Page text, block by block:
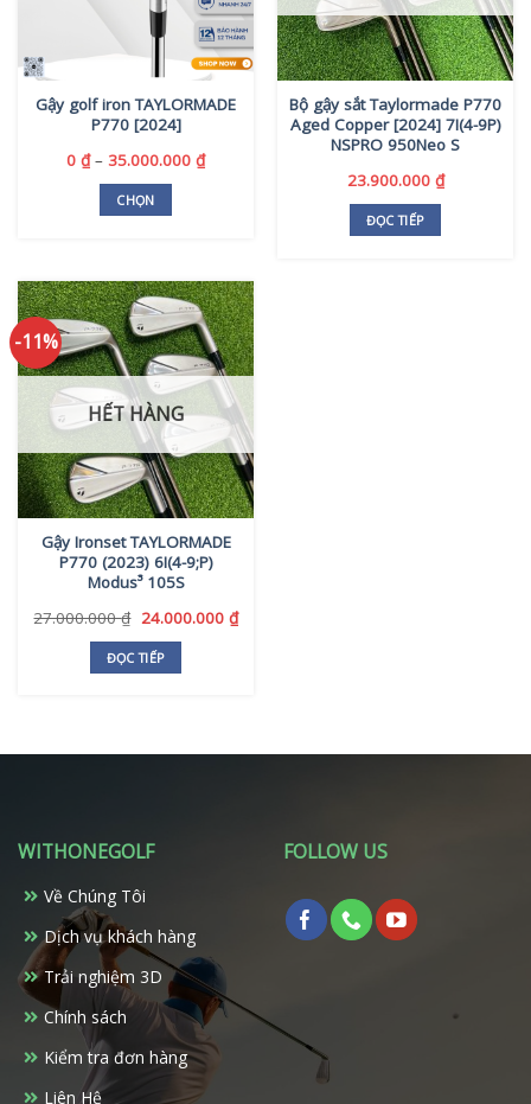
Gậy golf iron TAYLORMADE
P770 [2024]
0 ₫ – 35.000.000 ₫Khoảng
CHỌN
này
có
nhiều
biến
thể.
Các
tùy
chọn
có
thể
được
chọn
trên
sản
phẩm
Bộ gậy sắt Taylormade P770
Aged Copper [2024] 7I(4-9P)
NSPRO 950Neo S
23.900.000 ₫
ĐỌC TIẾP
-11%
HẾT HÀNG
Gậy Ironset TAYLORMADE
P770 (2023) 6I(4-9;P)
Modus³ 105S
27.000.000₫ Giá
là:
27.000.000 ₫.
24.000.000 ₫Giá
ĐỌC TIẾP
WITHONEGOLF
Về Chúng Tôi
Dịch vụ khách hàng
Trải nghiệm 3D
Chính sách
Kiểm tra đơn hàng
Liên Hệ
FOLLOW US